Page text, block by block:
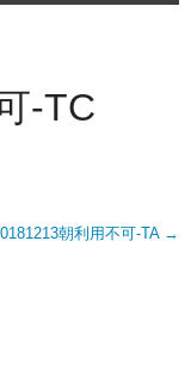
-TC
朝利用不可-TA →